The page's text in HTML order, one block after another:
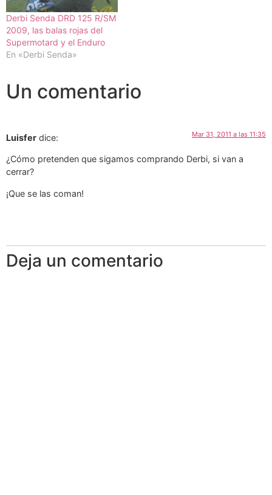
Derbi Senda DRD 125 R/SM
2009, las balas rojas del
Supermotard y el Enduro
En «Derbi Senda»
Un comentario
Luisfer dice: Mar 31, 2011 a las 11:35
¿Cómo pretenden que sigamos comprando Derbi, si van a
cerrar?
¡Que se las coman!
Deja un comentario